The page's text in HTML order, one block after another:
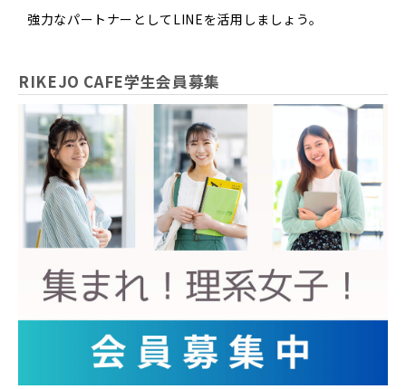
利用者の承諾に基づく、本サービス利用企業等への個人情
報開示。
当社からのお知らせ、ニュース、アンケート（一部広告を
含む）の配信、記事作成等における取材対象者の募集及び
連絡。
アンケート、キャンペーン、モニター等への応募、プレゼ
ント発送等。
本サービスのサービスに関するご意見、お問い合わせ等に
対する回答。
各企業から委託を受けた各企業個別の就職情報のご案内。
登録時および退会時に同意していただいた方については、
就職活動や社会人の準備、キャリアアップ、社会人生活に
役立つ情報や各種の学校情報、各種アンケート調査等につ
いて、郵送やE-mail、電話などを通じてご案内。
強力なパートナーとしてLINEを活用しましょう。
RIKEJO CAFE学生会員募集